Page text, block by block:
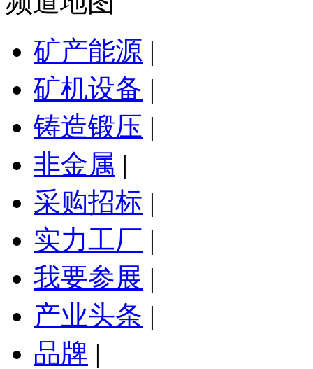
矿产能源 |
矿机设备 |
铸造锻压 |
非金属 |
采购招标 |
实力工厂 |
我要参展 |
产业头条 |
品牌 |